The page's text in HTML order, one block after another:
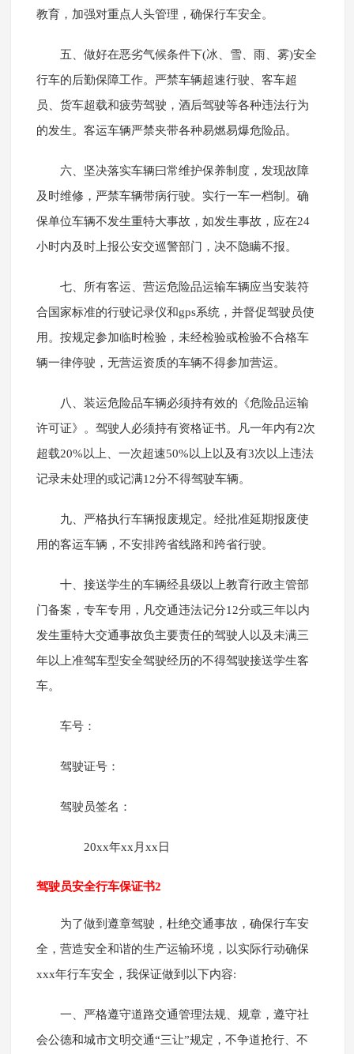
教育，加强对重点人头管理，确保行车安全。
五、做好在恶劣气候条件下(冰、雪、雨、雾)安全
行车的后勤保障工作。严禁车辆超速行驶、客车超
员、货车超载和疲劳驾驶，酒后驾驶等各种违法行为
的发生。客运车辆严禁夹带各种易燃易爆危险品。
六、坚决落实车辆曰常维护保养制度，发现故障
及时维修，严禁车辆带病行驶。实行一车一档制。确
保单位车辆不发生重特大事故，如发生事故，应在24
小时内及时上报公安交巡警部门，决不隐瞒不报。
七、所有客运、营运危险品运输车辆应当安装符
合国家标准的行驶记录仪和gps系统，并督促驾驶员使
用。按规定参加临时检验，未经检验或检验不合格车
辆一律停驶，无营运资质的车辆不得参加营运。
八、装运危险品车辆必须持有效的《危险品运输
许可证》。驾驶人必须持有资格证书。凡一年内有2次
超载20%以上、一次超速50%以上以及有3次以上违法
记录未处理的或记满12分不得驾驶车辆。
九、严格执行车辆报废规定。经批准延期报废使
用的客运车辆，不安排跨省线路和跨省行驶。
十、接送学生的车辆经县级以上教育行政主管部
门备案，专车专用，凡交通违法记分12分或三年以内
发生重特大交通事故负主要责任的驾驶人以及未满三
年以上准驾车型安全驾驶经历的不得驾驶接送学生客
车。
车号：
驾驶证号：
驾驶员签名：
20xx年xx月xx日
驾驶员安全行车保证书2
为了做到遵章驾驶，杜绝交通事故，确保行车安
全，营造安全和谐的生产运输环境，以实际行动确保
xxx年行车安全，我保证做到以下内容:
一、严格遵守道路交通管理法规、规章，遵守社
会公德和城市文明交通“三让”规定，不争道抢行、不